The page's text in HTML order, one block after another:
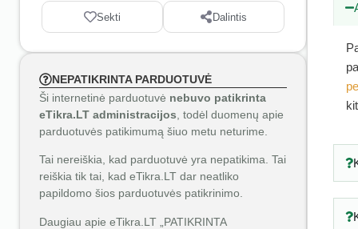
Sekti Dalintis
NEPATIKRINTA PARDUOTUVĖ
Ši internetinė parduotuvė nebuvo patikrinta
eTikra.LT administracijos , todėl duomenų apie
parduotuvės patikimumą šiuo metu neturime.
Tai nereiškia, kad parduotuvė yra nepatikima. Tai
reiškia tik tai, kad eTikra.LT dar neatliko
papildomo šios parduotuvės patikrinimo.
Daugiau apie eTikra.LT „PATIKRINTA